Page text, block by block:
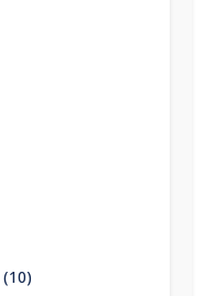
(10)